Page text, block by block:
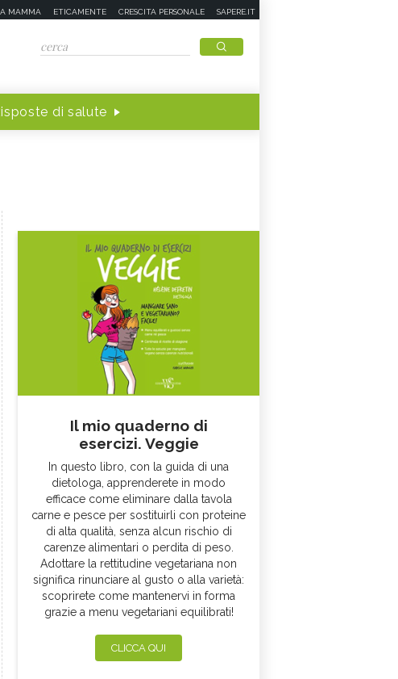
MAMMA ETICAMENTE CRESCITA PERSONALE SAPERE.IT
di salute
Il mio quaderno di
esercizi. Veggie
In questo libro, con la guida di una
dietologa, apprenderete in modo
efficace come eliminare dalla tavola
carne e pesce per sostituirli con proteine
di alta qualità, senza alcun rischio di
carenze alimentari o perdita di peso.
Adottare la rettitudine vegetariana non
significa rinunciare al gusto o alla varietà:
scoprirete come mantenervi in forma
grazie a menu vegetariani equilibrati!
CLICCA QUI